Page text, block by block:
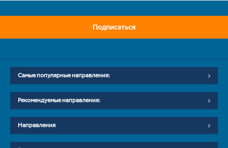
Подписаться
Самые популярные направления:
Рекомендуемые направления:
Направления